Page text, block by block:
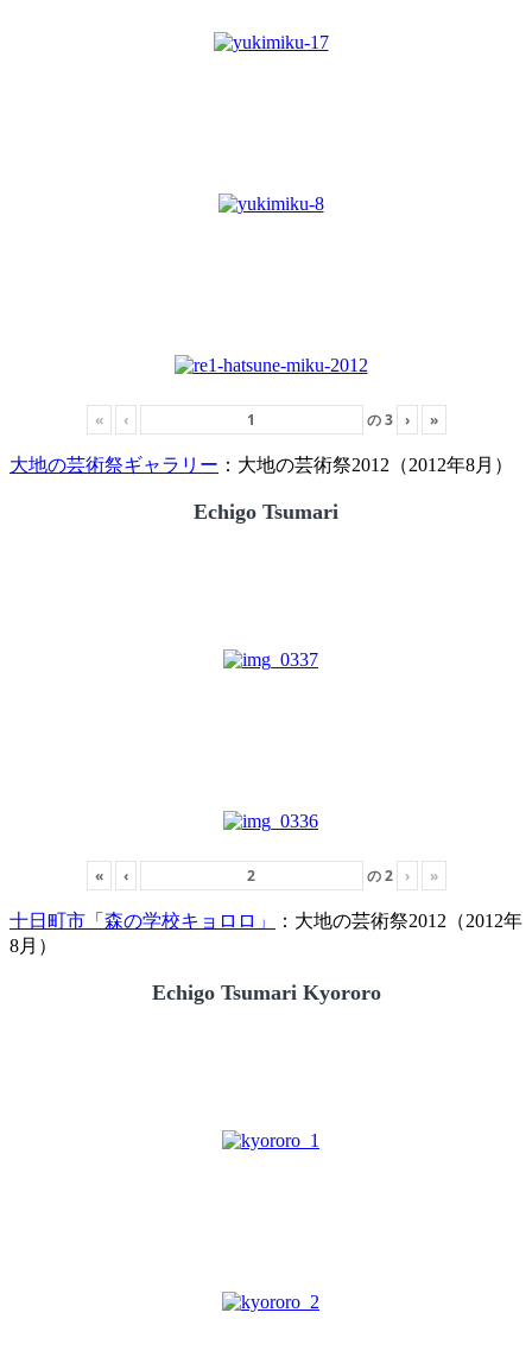
« ‹ の3 › »
大地の芸術祭ギャラリー ：大地の芸術祭2012（2012年8月）
Echigo Tsumari
« ‹ の2 › »
十日町市「森の学校キョロロ」
：大地の芸術祭2012（2012年
8月）
Echigo Tsumari Kyororo